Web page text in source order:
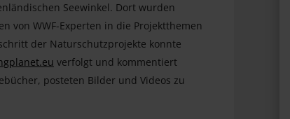
Seewinkel. Dort wurden
von WWF-Experten in die Projektthemen
der Naturschutzprojekte konnte
verfolgt und kommentiert
posteten Bilder und Videos zu